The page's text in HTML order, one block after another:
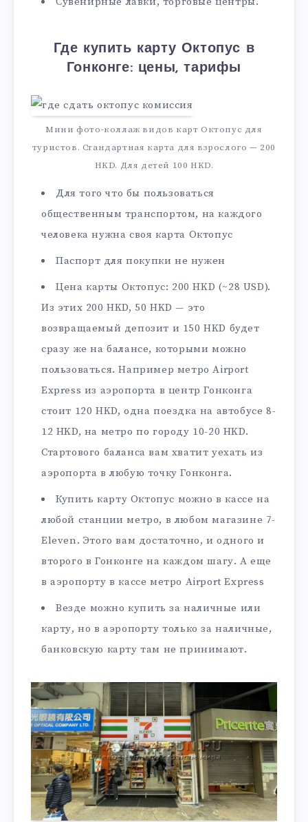
Где купить карту Октопус в
Гонконге: цены, тарифы
Мини фото-коллаж видов карт Октопус для
туристов. Стандартная карта для взрослого — 200
HKD. Для детей 100 HKD.
Для того что бы пользоваться
общественным транспортом, на каждого
человека нужна своя карта Октопус
Паспорт для покупки не нужен
Цена карты Октопус: 200 HKD (~28 USD).
Из этих 200 HKD, 50 HKD — это
возвращаемый депозит и 150 HKD будет
сразу же на балансе, которыми можно
пользоваться. Например метро Airport
Express из аэропорта в центр Гонконга
стоит 120 HKD, одна поездка на автобусе 8-
12 HKD, на метро по городу 10-20 HKD.
Стартового баланса вам хватит уехать из
аэропорта в любую точку Гонконга.
Купить карту Октопус можно в кассе на
любой станции метро, в любом магазине 7-
Eleven. Этого вам достаточно, и одного и
второго в Гонконге на каждом шагу. А еще
в аэропорту в кассе метро Airport Express
Везде можно купить за наличные или
карту, но в аэропорту только за наличные,
банковскую карту там не принимают.